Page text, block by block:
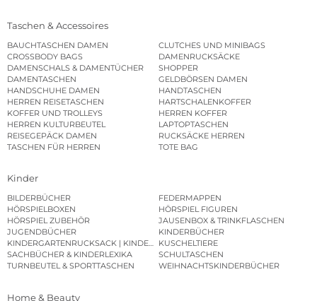
Taschen & Accessoires
BAUCHTASCHEN DAMEN
CLUTCHES UND MINIBAGS
CROSSBODY BAGS
DAMENRUCKSÄCKE
DAMENSCHALS & DAMENTÜCHER
SHOPPER
DAMENTASCHEN
GELDBÖRSEN DAMEN
HANDSCHUHE DAMEN
HANDTASCHEN
HERREN REISETASCHEN
HARTSCHALENKOFFER
KOFFER UND TROLLEYS
HERREN KOFFER
HERREN KULTURBEUTEL
LAPTOPTASCHEN
REISEGEPÄCK DAMEN
RUCKSÄCKE HERREN
TASCHEN FÜR HERREN
TOTE BAG
Kinder
BILDERBÜCHER
FEDERMAPPEN
HÖRSPIELBOXEN
HÖRSPIEL FIGUREN
HÖRSPIEL ZUBEHÖR
JAUSENBOX & TRINKFLASCHEN
JUGENDBÜCHER
KINDERBÜCHER
KINDERGARTENRUCKSACK | KINDERGARTENBEUTEL
KUSCHELTIERE
SACHBÜCHER & KINDERLEXIKA
SCHULTASCHEN
TURNBEUTEL & SPORTTASCHEN
WEIHNACHTSKINDERBÜCHER
Home & Beauty